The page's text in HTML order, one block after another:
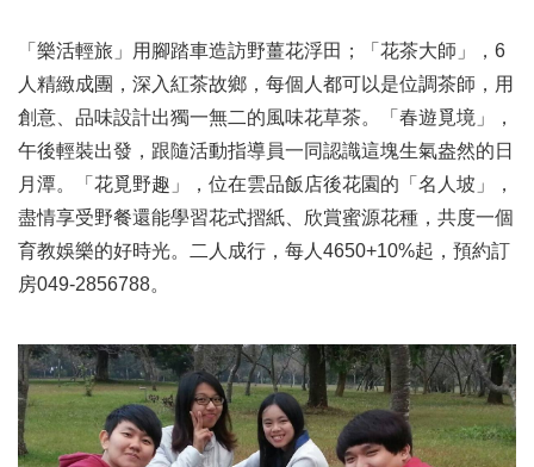
「樂活輕旅」用腳踏車造訪野薑花浮田；「花茶大師」，6
人精緻成團，深入紅茶故鄉，每個人都可以是位調茶師，用
創意、品味設計出獨一無二的風味花草茶。「春遊覓境」，
午後輕裝出發，跟隨活動指導員一同認識這塊生氣盎然的日
月潭。「花覓野趣」，位在雲品飯店後花園的「名人坡」，
盡情享受野餐還能學習花式摺紙、欣賞蜜源花種，共度一個
育教娛樂的好時光。二人成行，每人4650+10%起，預約訂
房049-2856788。